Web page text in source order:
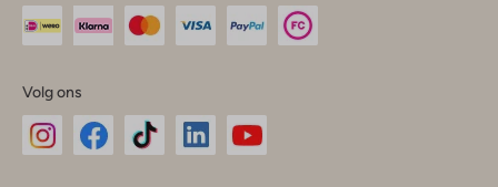
Volg ons